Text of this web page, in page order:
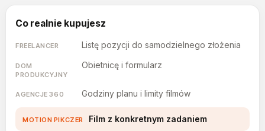
Co realnie kupujesz
Listę pozycji do samodzielnego złożenia
Obietnicę i formularz
Godziny planu i limity filmów
Film z konkretnym zadaniem